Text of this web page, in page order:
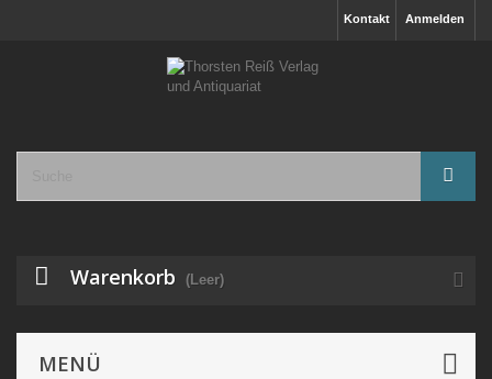
Anmelden
Kontakt
Warenkorb (Leer)
MENÜ